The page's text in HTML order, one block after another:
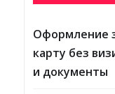
Оформление
карту без
и документы